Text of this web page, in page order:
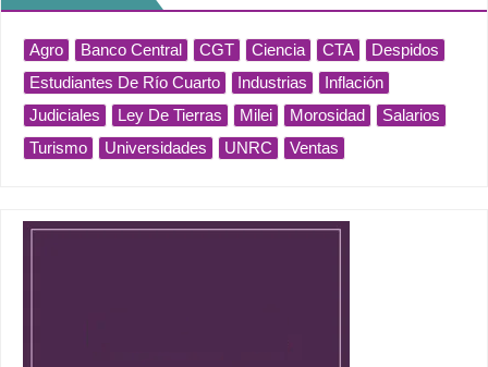
Agro Banco Central CGT Ciencia CTA
Despidos
Estudiantes De Río Cuarto
Industrias
Inflación
Judiciales
Ley De Tierras Milei Morosidad
Salarios
Turismo
Universidades UNRC Ventas